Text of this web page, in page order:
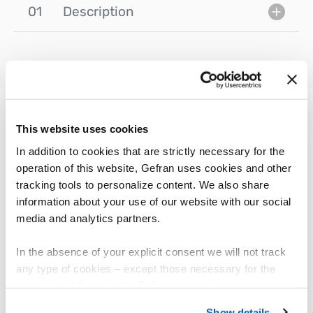
This website uses cookies
In addition to cookies that are strictly necessary for the
operation of this website, Gefran uses cookies and other
tracking tools to personalize content. We also share
information about your use of our website with our social
media and analytics partners.
In the absence of your explicit consent we will not track
any type of cookies – except those necessary for the
01 Description
AUTRES PRODUITS
Vous pourriez être intéressé par